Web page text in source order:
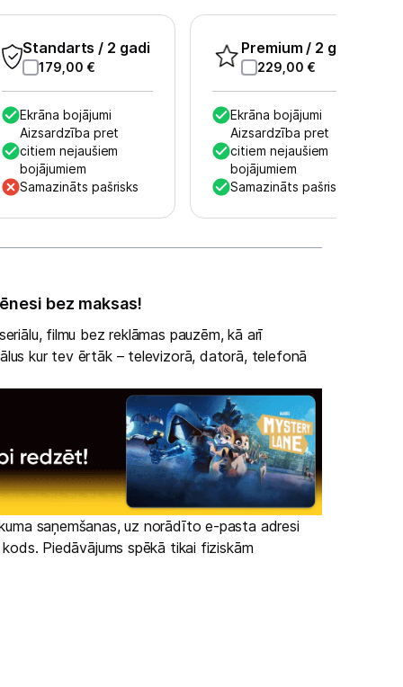
Standarts / 2 gadi
179,00 €
Ekrāna bojājumi
Aizsardzība pret
citiem nejaušiem
bojājumiem
Samazināts pašrisks
Premium / 2 gadi
229,00 €
Ekrāna bojājumi
Aizsardzība pret
citiem nejaušiem
bojājumiem
Samazināts pašrisks
bez maksas!
filmu bez reklāmas pauzēm, kā arī
kur tev ērtāk – televizorā, datorā, telefonā
saņemšanas, uz norādīto e-pasta adresi
Piedāvājums spēkā tikai fiziskām